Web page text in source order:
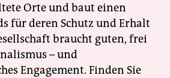
Orte und baut einen
für deren Schutz und Erhalt
braucht guten, frei
– und
Engagement. Finden Sie